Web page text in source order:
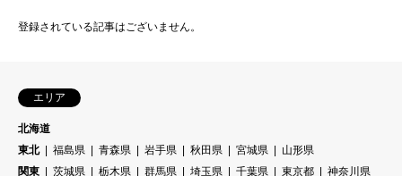
登録されている記事はございません。
エリア
北海道
東北
福島県 青森県 岩手県 秋田県 宮城県
山形県
関東
茨城県 栃木県 群馬県 埼玉県 千葉県 東京都
神奈川県